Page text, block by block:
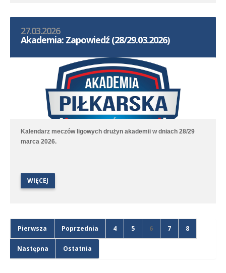
27.03.2026
Akademia: Zapowiedź (28/29.03.2026)
Kalendarz meczów ligowych drużyn akademii w dniach 28/29
marca 2026.
WIĘCEJ
Pierwsza Poprzednia 4 5 6 7 8
Następna Ostatnia